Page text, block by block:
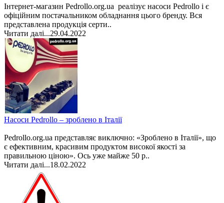
Інтернет-магазин Pedrollo.org.ua реалізує насоси Pedrollo і є
офіційним постачальником обладнання цього бренду. Вся
представлена продукція серти..
Читати далі...29.04.2022
Насоси Pedrollo – зроблено в Італії
Pedrollo.org.ua представляє виключно: «Зроблено в Італії», що
є ефективним, красивим продуктом високої якості за
правильною ціною». Ось уже майже 50 р..
Читати далі...18.02.2022